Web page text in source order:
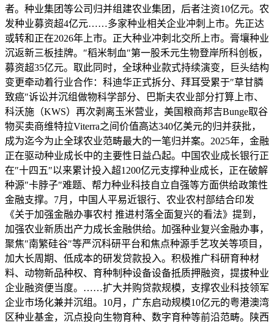
者。种业集团等公司归并组建农业集团，后者注资10亿元。农
发种业募资超4亿元……多家种业相关企业冲刺上市。先正达
或转和正在2026年上市。正大种业冲刺北交所上市。膏壤种业
沉返新三板挂牌。″稻米制血″第一股禾元生物登岸所科创板，
募资超35亿元。取此同时，全球种业款式持续演变，巨头结构
变更牵动着行业合作：科迪华正式拆分、拜耳受累于″草甘膦
致癌″诉讼并沉组做物科学部分、巴斯夫农业部分打算上市、
科沃施（KWS）再次剥离玉米营业，美国粮商邦吉Bunge取谷
物买卖商维特拉Viterra之间价值高达340亿美元的归并获批，
成为迄今为止全球农业范畴最大的一笔归并案。2025年，金融
正在驱动种业成长中的主要性日益凸起。中国农业成长银行正
在″十四五″以来累计投入超1200亿元支撑种业成长，正在破解
种源″卡脖子″难题、帮力种业科技自立自强等方面供给政策性
金融支撑。7月，中国人平易近银行、农业农村部结合印发
《关于加强金融办事农村 推进村落全面复兴的看法》提到，
加强农业新质出产力成长金融供给。加强种业复兴金融办事，
聚焦″南繁硅谷″等严沉科研平台和焦点种源手艺攻关等项目，
加大长周期、低成本的研发贷款投入。积极推广科研育种材
料、动物新品种权、育种制种设备设备抵质押融资，提拔种业
企业融资便当度。……扩大并购贷款规模，支撑农业科技领军
企业市场化兼并沉组。10月，广东启动规模10亿元的粤港澳湾
区种业基金，沉点投向生物育种、数字育种等前沿范畴。陕西